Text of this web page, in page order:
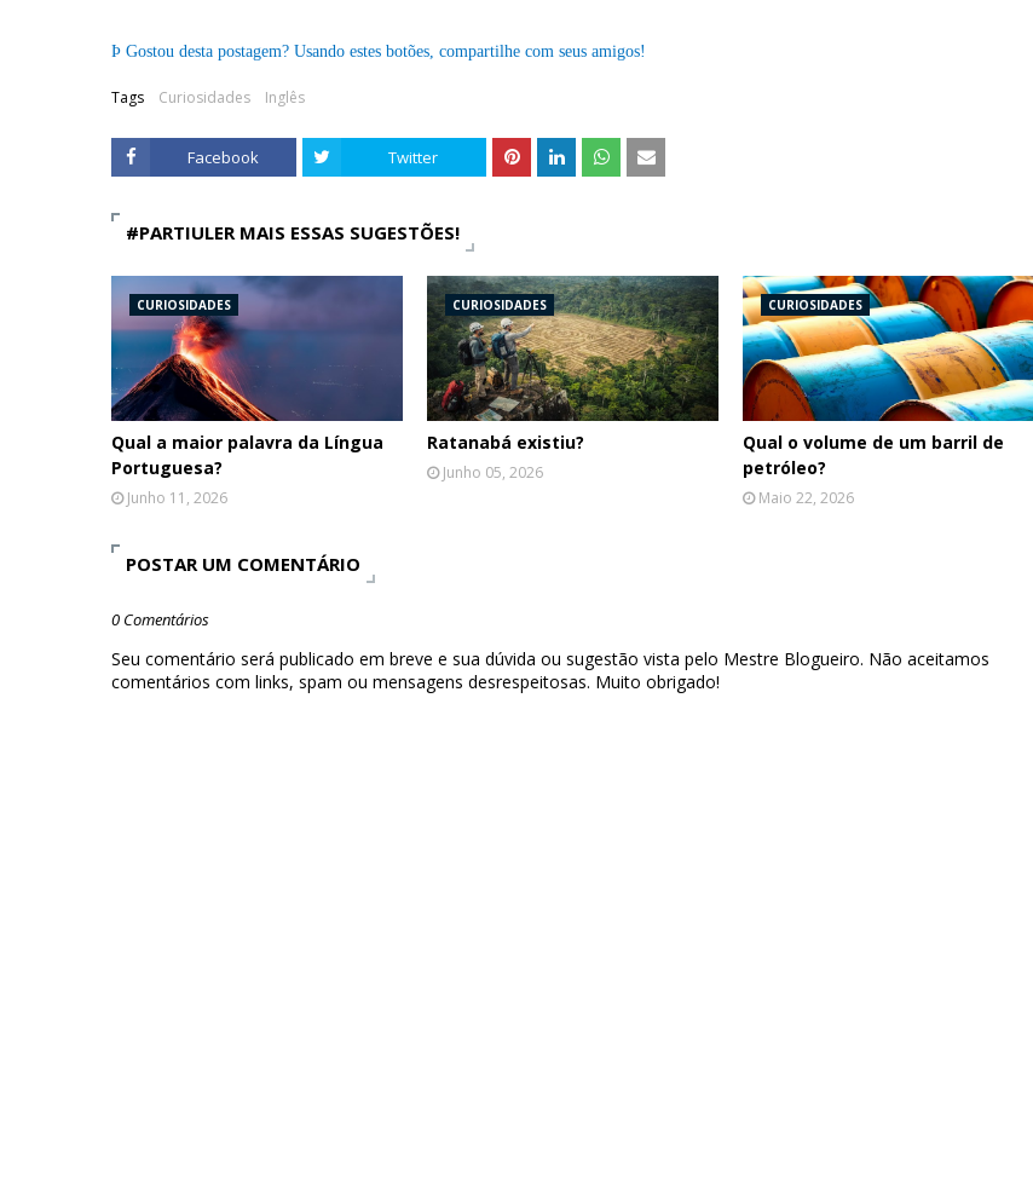
Þ Gostou desta postagem? Usando estes botões, compartilhe com seus amigos!
Tags Curiosidades Inglês
Facebook Twitter
#PARTIULER MAIS ESSAS SUGESTÕES!
CURIOSIDADES
Qual a maior palavra da Língua
Portuguesa?
Junho 11, 2026
CURIOSIDADES
Ratanabá existiu?
Junho 05, 2026
CURIOSIDADES
Qual o volume de um barril de
petróleo?
Maio 22, 2026
POSTAR UM COMENTÁRIO
0 Comentários
Seu comentário será publicado em breve e sua dúvida ou sugestão vista pelo Mestre Blogueiro. Não aceitamos
comentários com links, spam ou mensagens desrespeitosas. Muito obrigado!